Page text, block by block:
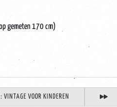
gemeten 170 cm)
VINTAGE VOOR KINDEREN